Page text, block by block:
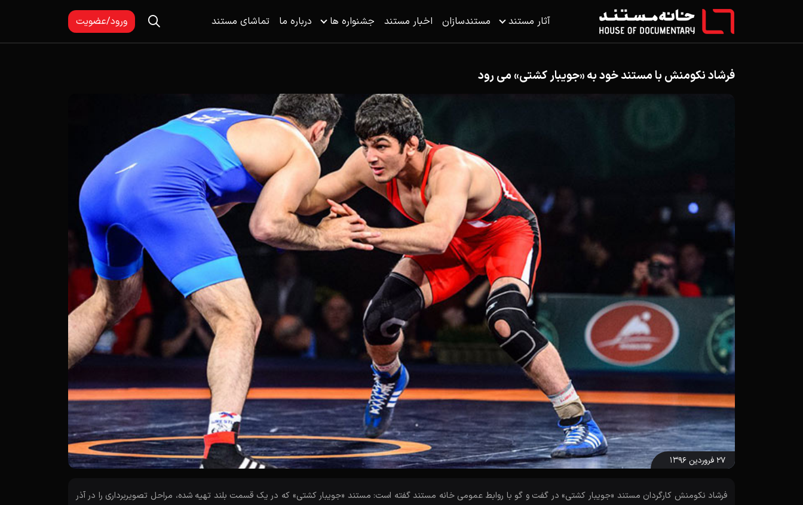
آثار مستند مستندسازان اخبار مستند جشنواره ها درباره ما تماشای مستند ورود/عضویت
فرشاد نکومنش با مستند خود به «جویبار کشتی» می رود
۲۷ فروردین ۱۳۹۶
فرشاد نکومنش کارگردان مستند «جویبار کشتی» در گفت و گو با روابط عمومی خانه مستند گفته است: مستند «جویبار کشتی» که در یک قسمت بلند تهیه شده، مراحل تصویربرداری را در آذر